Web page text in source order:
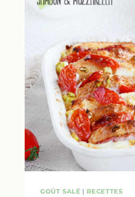
GOÛT SALÉ | RECETTES